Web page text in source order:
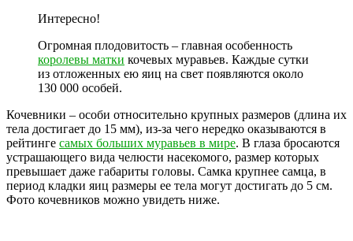
Интересно!
Огромная плодовитость – главная особенность
королевы матки кочевых муравьев. Каждые сутки
из отложенных ею яиц на свет появляются около
130 000 особей.
Кочевники – особи относительно крупных размеров (длина их
тела достигает до 15 мм), из-за чего нередко оказываются в
рейтинге самых больших муравьев в мире. В глаза бросаются
устрашающего вида челюсти насекомого, размер которых
превышает даже габариты головы. Самка крупнее самца, в
период кладки яиц размеры ее тела могут достигать до 5 см.
Фото кочевников можно увидеть ниже.